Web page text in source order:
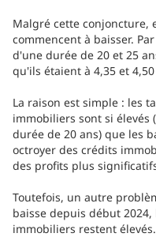
Malgré cette conjoncture,
commencent à baisser.
d'une durée de 20 et 25
qu'ils étaient à 4,35 et
La raison est simple : les
immobiliers sont si
durée de 20 ans) que les
octroyer des crédits
des profits plus
Toutefois, un autre
baisse depuis début
immobiliers restent